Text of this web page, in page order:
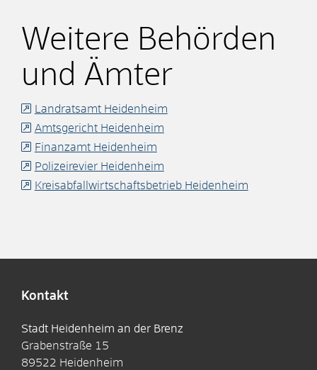
Weitere Behörden
und Ämter
Landratsamt Heidenheim
Amtsgericht Heidenheim
Finanzamt Heidenheim
Polizeirevier Heidenheim
Kreisabfallwirtschaftsbetrieb Heidenheim
Kontakt
Stadt Heidenheim an der Brenz
Grabenstraße 15
89522 Heidenheim